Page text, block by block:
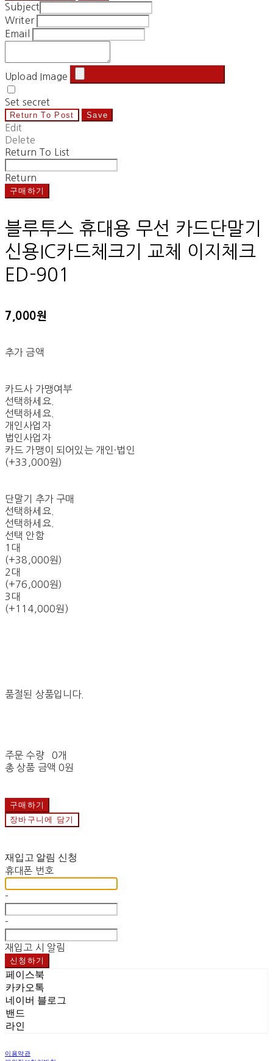
Subject
Writer
Email
Upload Image
Set secret
Return To Post Save
Edit
Delete
Return To List
Return
구매하기
블루투스 휴대용 무선 카드단말기
신용IC카드체크기 교체 이지체크
ED-901
7,000원
추가 금액
카드사 가맹여부
선택하세요.
선택하세요.
개인사업자
법인사업자
카드 가맹이 되어있는 개인·법인
(+33,000원)
단말기 추가 구매
선택하세요.
선택하세요.
선택 안함
1대
(+38,000원)
2대
(+76,000원)
3대
(+114,000원)
품절된 상품입니다.
주문 수량
0개
총 상품 금액 0원
구매하기
장바구니에 담기
재입고 알림 신청
휴대폰 번호
-
-
재입고 시 알림
신청하기
페이스북
카카오톡
네이버 블로그
밴드
라인
이용약관